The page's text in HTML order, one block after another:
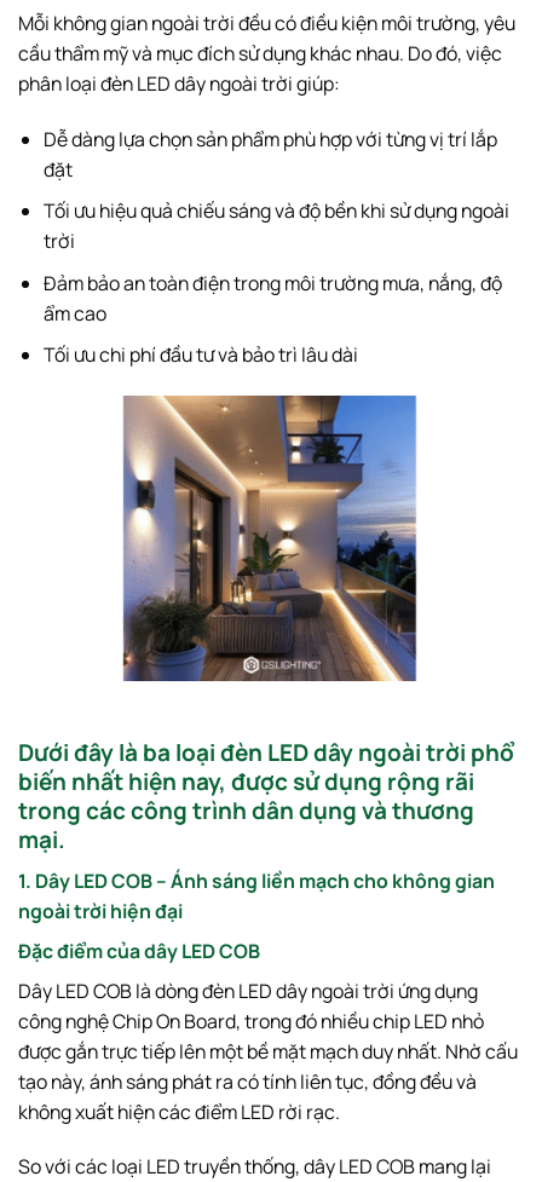
Mỗi không gian ngoài trời đều có điều kiện môi trường, yêu
cầu thẩm mỹ và mục đích sử dụng khác nhau. Do đó, việc
phân loại đèn LED dây ngoài trời giúp:
Dễ dàng lựa chọn sản phẩm phù hợp với từng vị trí lắp
đặt
Tối ưu hiệu quả chiếu sáng và độ bền khi sử dụng ngoài
trời
Đảm bảo an toàn điện trong môi trường mưa, nắng, độ
ẩm cao
Tối ưu chi phí đầu tư và bảo trì lâu dài
Dưới đây là ba loại đèn LED dây ngoài trời phổ
biến nhất hiện nay, được sử dụng rộng rãi
trong các công trình dân dụng và thương
mại.
1. Dây LED COB – Ánh sáng liền mạch cho không gian
ngoài trời hiện đại
Đặc điểm của dây LED COB
Dây LED COB là dòng đèn LED dây ngoài trời ứng dụng
công nghệ Chip On Board, trong đó nhiều chip LED nhỏ
được gắn trực tiếp lên một bề mặt mạch duy nhất. Nhờ cấu
tạo này, ánh sáng phát ra có tính liên tục, đồng đều và
không xuất hiện các điểm LED rời rạc.
So với các loại LED truyền thống, dây LED COB mang lại